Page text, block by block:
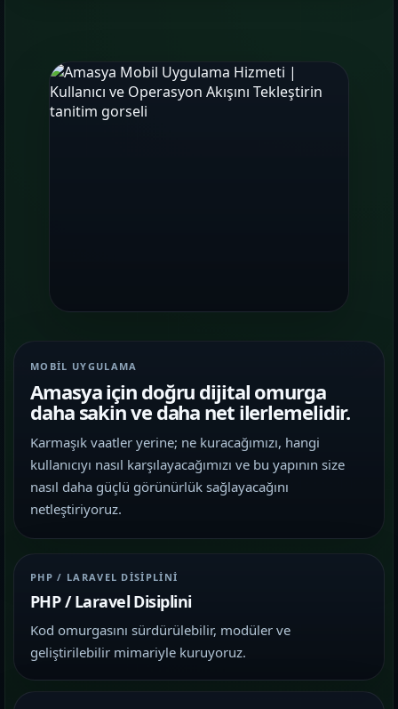
MOBIL UYGULAMA
Amasya için doğru dijital omurga
daha sakin ve daha net ilerlemelidir.
Karmaşık vaatler yerine; ne kuracağımızı, hangi
kullanıcıyı nasıl karşılayacağımızı ve bu yapının size
nasıl daha güçlü görünürlük sağlayacağını
netleştiriyoruz.
PHP / LARAVEL DISIPLINI
PHP / Laravel Disiplini
Kod omurgasını sürdürülebilir, modüler ve
geliştirilebilir mimariyle kuruyoruz.